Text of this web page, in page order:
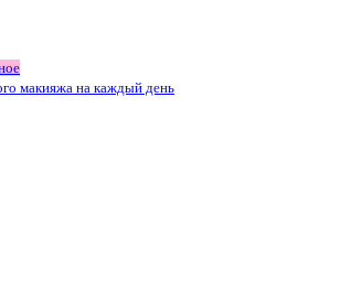
макияжа на каждый день